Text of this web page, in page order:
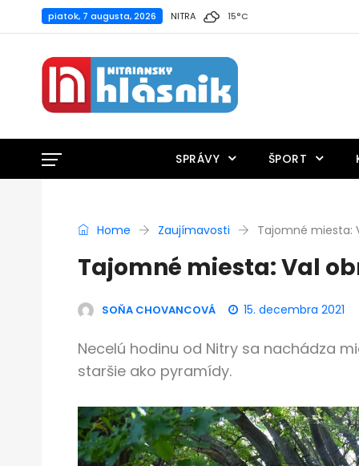
piatok, 7 augusta, 2026 NITRA 15°C
SPRÁVY ŠPORT
Home Zaujímavosti Tajomné miesta:
Tajomné miesta: Val
SOŇA CHOVANCOVÁ 15. decembra 2021
Necelú hodinu od Nitry sa nachádza
staršie ako pyramídy.